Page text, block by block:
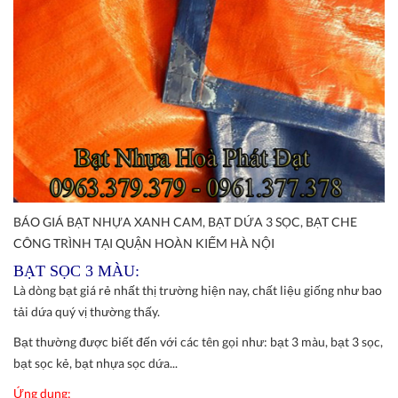
BÁO GIÁ BẠT NHỰA XANH CAM, BẠT DỨA 3 SỌC, BẠT CHE
CÔNG TRÌNH TẠI QUẬN HOÀN KIẾM HÀ NỘI
BẠT SỌC 3 MÀU:
Là dòng bạt giá rẻ nhất thị trường hiện nay, chất liệu giống như bao
tải dứa quý vị thường thấy.
Bạt thường được biết đến với các tên gọi như: bạt 3 màu, bạt 3 sọc,
bạt sọc kẻ, bạt nhựa sọc dứa...
Ứng dụng: